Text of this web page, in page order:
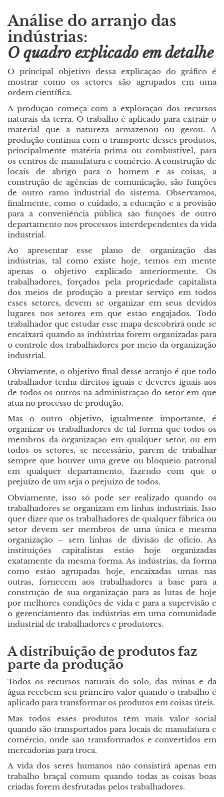
Análise do arranjo das
indústrias:
O quadro explicado em detalhe
O principal objetivo dessa explicação do gráfico é
mostrar como os setores são agrupados em uma
ordem científica.
A produção começa com a exploração dos recursos
naturais da terra. O trabalho é aplicado para extrair o
material que a natureza armazenou ou gerou. A
produção continua com o transporte desses produtos,
principalmente matéria-prima ou combustível, para
os centros de manufatura e comércio. A construção de
locais de abrigo para o homem e as coisas, a
construção de agências de comunicação, são funções
de outro ramo industrial do sistema. Observamos,
finalmente, como o cuidado, a educação e a provisão
para a conveniência pública são funções de outro
departamento nos processos interdependentes da vida
industrial.
Ao apresentar esse plano de organização das
indústrias, tal como existe hoje, temos em mente
apenas o objetivo explicado anteriormente. Os
trabalhadores, forçados pela propriedade capitalista
dos meios de produção a prestar serviço em todos
esses setores, devem se organizar em seus devidos
lugares nos setores em que estão engajados. Todo
trabalhador que estudar esse mapa descobrirá onde se
encaixará quando as indústrias forem organizadas para
o controle dos trabalhadores por meio da organização
industrial.
Obviamente, o objetivo final desse arranjo é que todo
trabalhador tenha direitos iguais e deveres iguais aos
de todos os outros na administração do setor em que
atua no processo de produção.
Mas o outro objetivo, igualmente importante, é
organizar os trabalhadores de tal forma que todos os
membros da organização em qualquer setor, ou em
todos os setores, se necessário, parem de trabalhar
sempre que houver uma greve ou bloqueio patronal
em qualquer departamento, fazendo com que o
prejuízo de um seja o prejuízo de todos.
Obviamente, isso só pode ser realizado quando os
trabalhadores se organizam em linhas industriais. Isso
quer dizer que os trabalhadores de qualquer fábrica ou
setor devem ser membros de uma única e mesma
organização – sem linhas de divisão de ofício. As
instituições capitalistas estão hoje organizadas
exatamente da mesma forma. As indústrias, da forma
como estão agrupadas hoje, encaixadas umas nas
outras, fornecem aos trabalhadores a base para a
construção de sua organização para as lutas de hoje
por melhores condições de vida e para a supervisão e
o gerenciamento das indústrias em uma comunidade
industrial de trabalhadores e produtores.
A distribuição de produtos faz
parte da produção
Todos os recursos naturais do solo, das minas e da
água recebem seu primeiro valor quando o trabalho é
aplicado para transformar os produtos em coisas úteis.
Mas todos esses produtos têm mais valor social
quando são transportados para locais de manufatura e
comércio, onde são transformados e convertidos em
mercadorias para troca.
A vida dos seres humanos não consistirá apenas em
trabalho braçal comum quando todas as coisas boas
criadas forem desfrutadas pelos trabalhadores.